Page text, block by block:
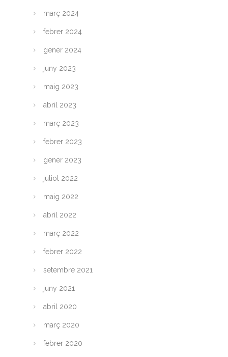
març 2024
febrer 2024
gener 2024
juny 2023
maig 2023
abril 2023
març 2023
febrer 2023
gener 2023
juliol 2022
maig 2022
abril 2022
març 2022
febrer 2022
setembre 2021
juny 2021
abril 2020
març 2020
febrer 2020